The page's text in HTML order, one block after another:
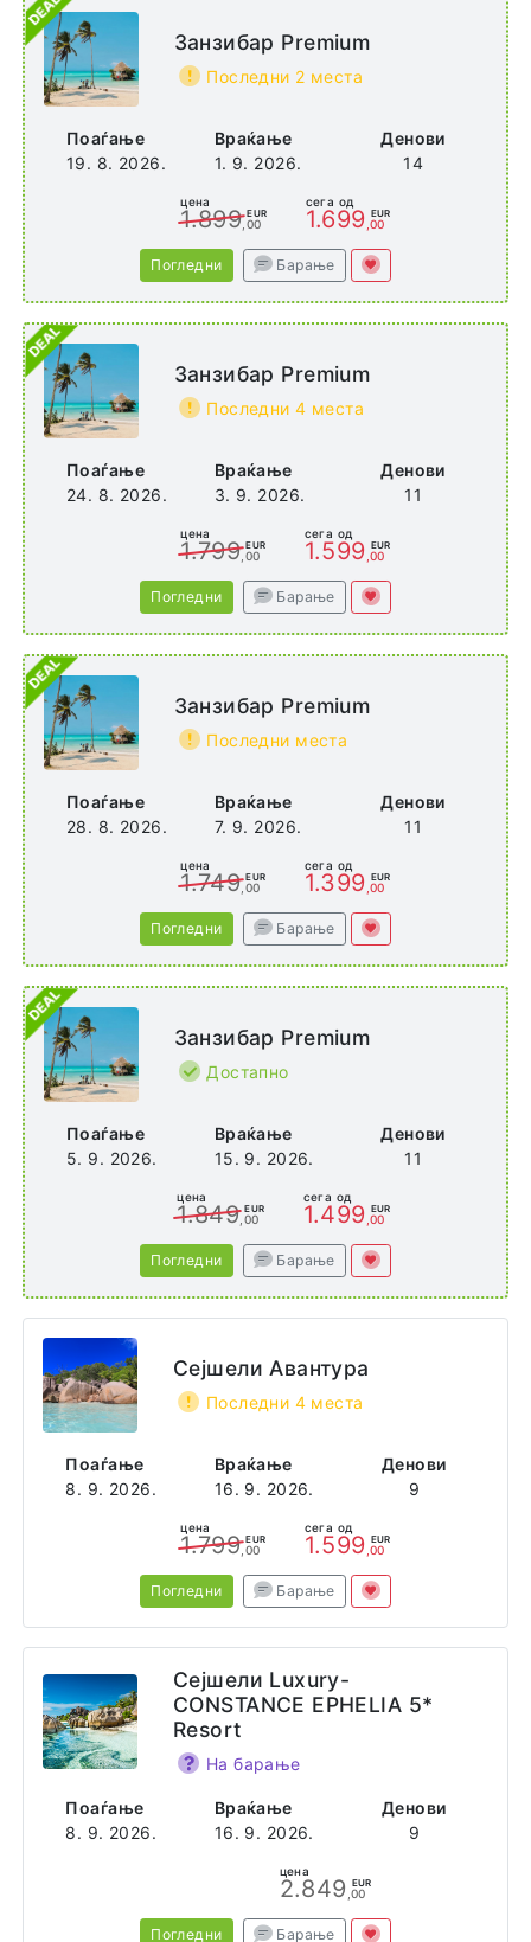
Поаѓање
19. 8. 2026.
Враќање
1. 9. 2026.
Денови
14
Занзибар Premium
Последни 2 места
цена
1.899 EUR
,00
сега од
1.699 EUR
,00
Погледни Барање
Поаѓање
24. 8. 2026.
Враќање
3. 9. 2026.
Денови
11
Занзибар Premium
Последни 4 места
цена
1.799 EUR
,00
сега од
1.599 EUR
,00
Погледни Барање
Поаѓање
28. 8. 2026.
Враќање
7. 9. 2026.
Денови
11
Занзибар Premium
Последни места
цена
1.749 EUR
,00
сега од
1.399 EUR
,00
Погледни Барање
Поаѓање
5. 9. 2026.
Враќање
15. 9. 2026.
Денови
11
Занзибар Premium
Достапно
цена
1.849 EUR
,00
сега од
1.499 EUR
,00
Погледни Барање
Поаѓање
8. 9. 2026.
Враќање
16. 9. 2026.
Денови
9
Сејшели Авантура
Последни 4 места
цена
1.799 EUR
,00
сега од
1.599 EUR
,00
Погледни Барање
Поаѓање
8. 9. 2026.
Враќање
16. 9. 2026.
Денови
9
Сејшели Luxury-
CONSTANCE EPHELIA 5*
Resort
На барање
цена
2.849 EUR
,00
Погледни Барање